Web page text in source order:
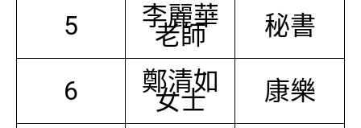
5 李麗華
老師 秘書
6 鄭清如
女士 康樂